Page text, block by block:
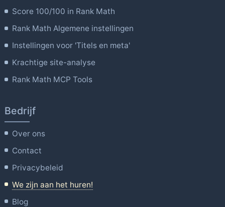
Score 100/100 in Rank Math
Rank Math Algemene instellingen
Instellingen voor 'Titels en meta'
Krachtige site-analyse
Rank Math MCP Tools
Bedrijf
Over ons
Contact
Privacybeleid
We zijn aan het huren!
Blog